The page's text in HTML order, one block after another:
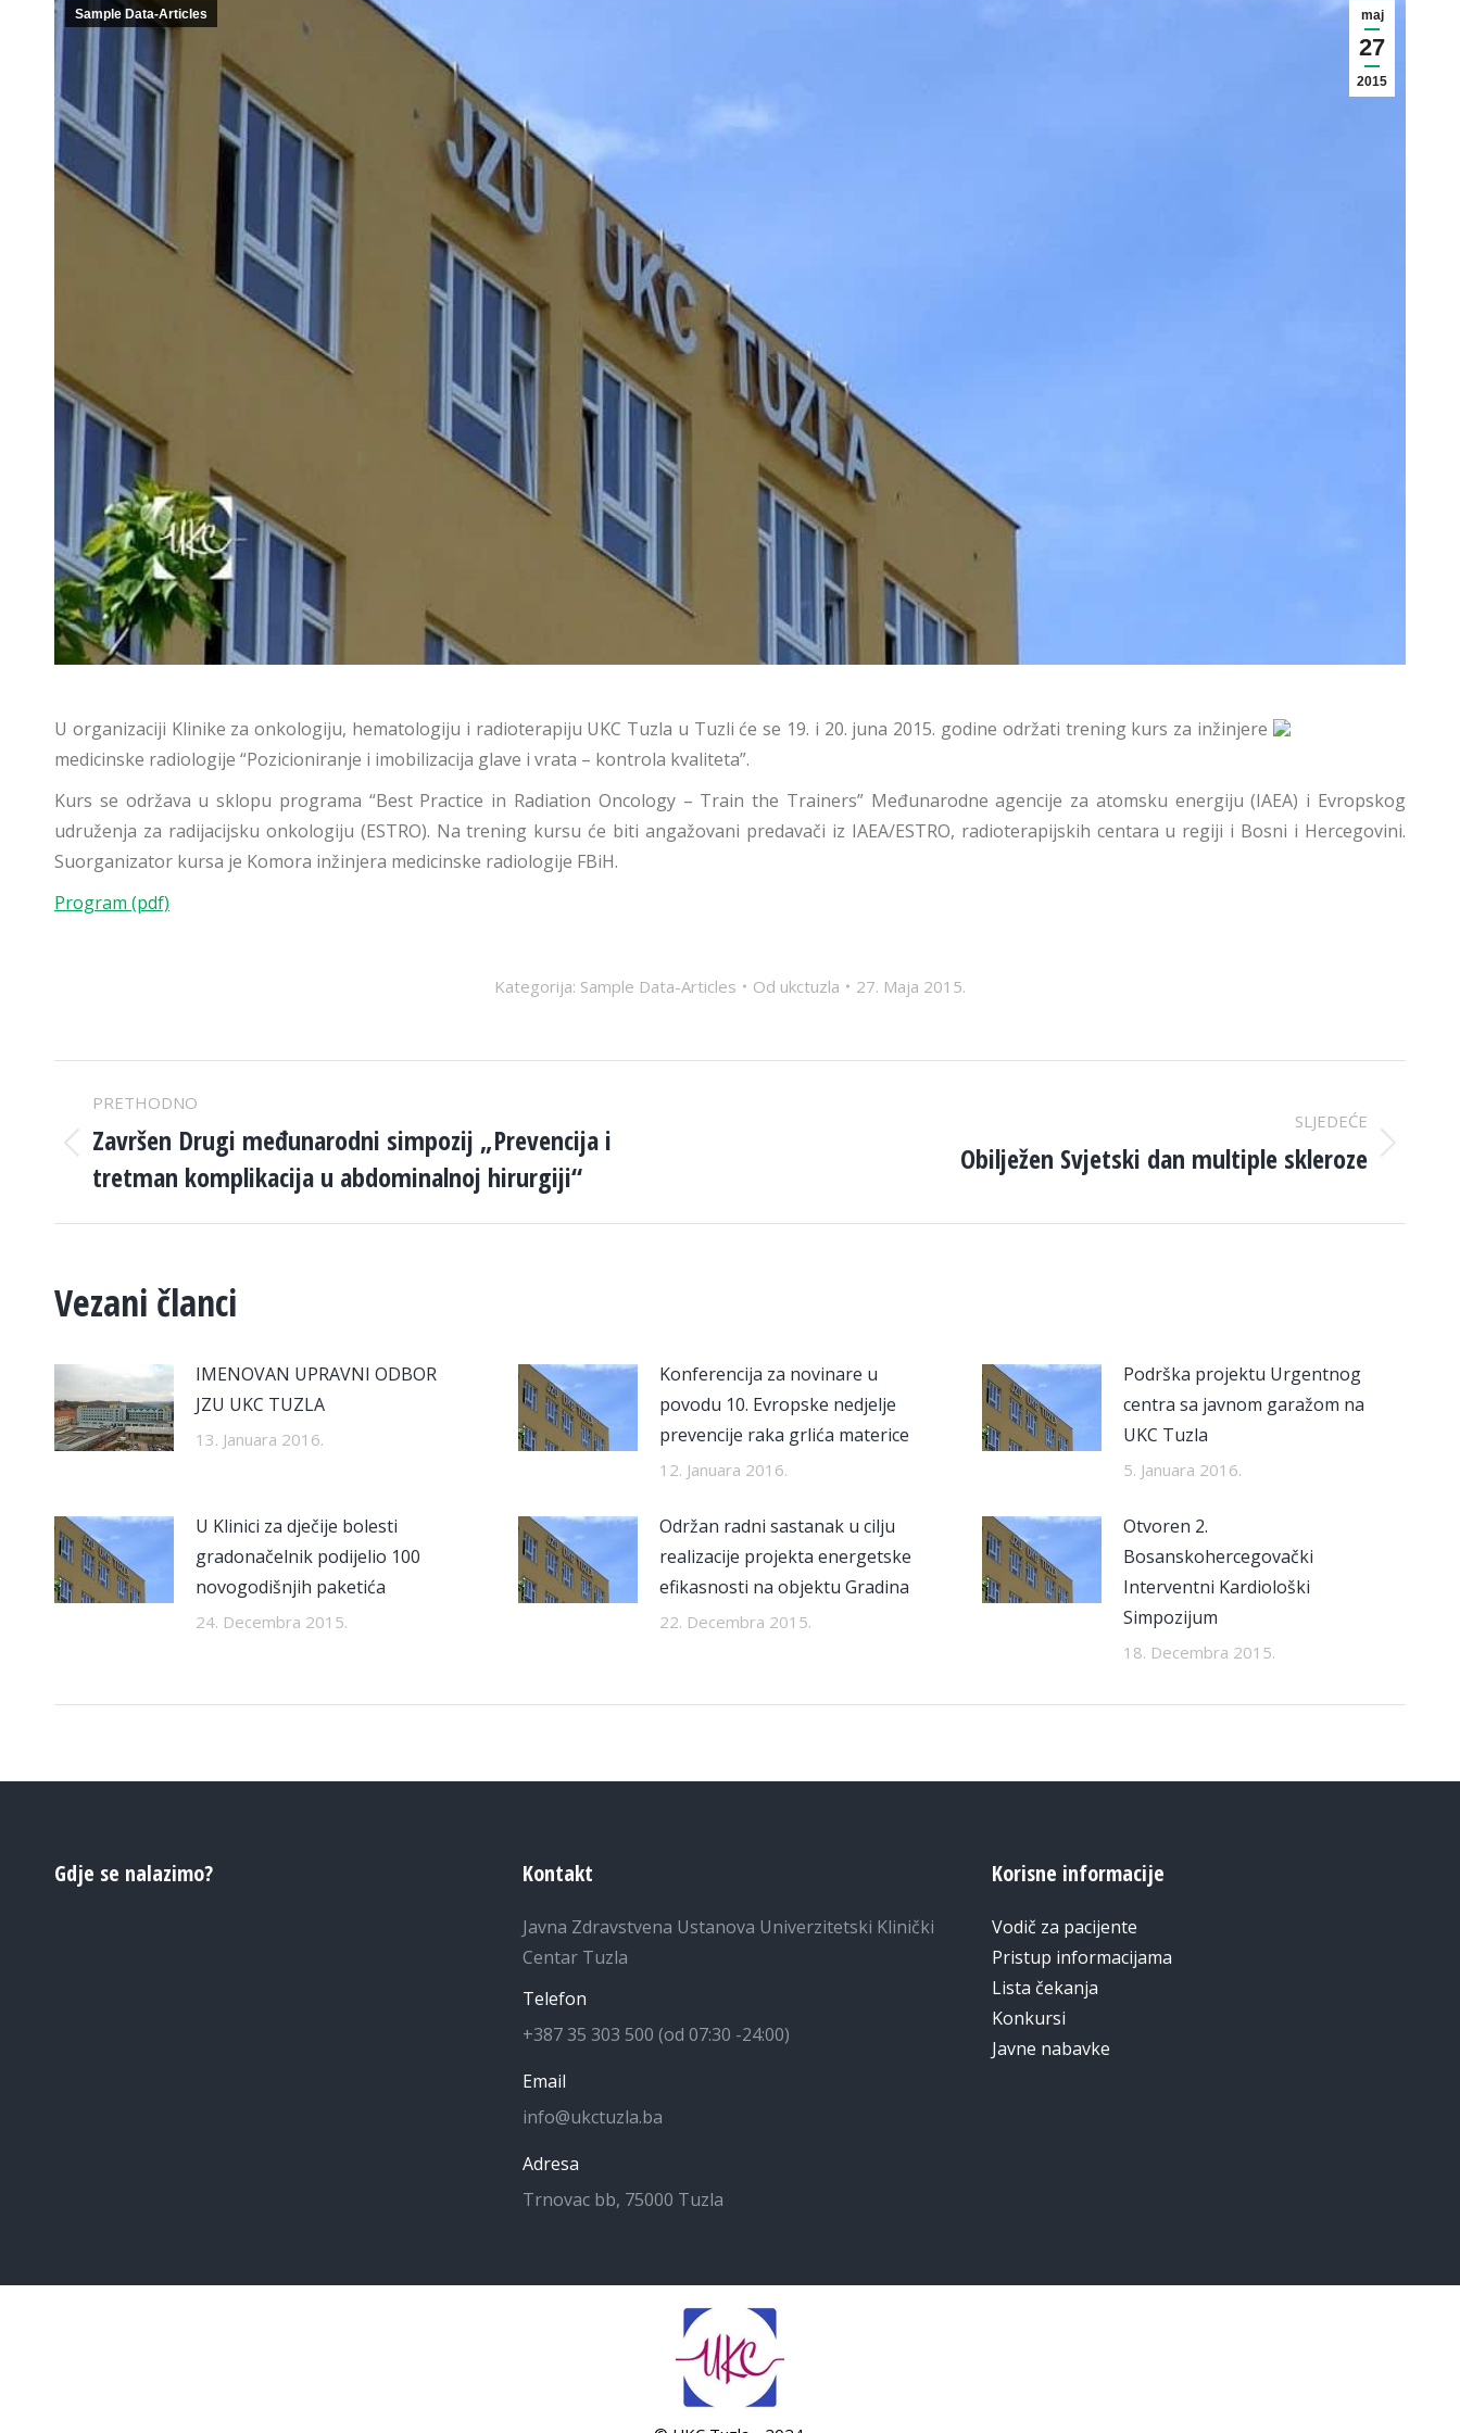
maj
27
2015
Sample Data-Articles
U organizaciji Klinike za onkologiju, hematologiju i radioterapiju UKC Tuzla u Tuzli će se 19. i 20. juna 2015. godine održati trening kurs za inžinjere
medicinske radiologije “Pozicioniranje i imobilizacija glave i vrata – kontrola kvaliteta”.
Kurs se održava u sklopu programa “Best Practice in Radiation Oncology – Train the Trainers” Međunarodne agencije za atomsku energiju (IAEA) i Evropskog
udruženja za radijacijsku onkologiju (ESTRO). Na trening kursu će biti angažovani predavači iz IAEA/ESTRO, radioterapijskih centara u regiji i Bosni i Hercegovini.
Suorganizator kursa je Komora inžinjera medicinske radiologije FBiH.
Program (pdf)
Kategorija: Sample Data-Articles Od ukctuzla 27. Maja 2015.
POST
NAVIGATION
PRETHODNO
Previous
post:
Završen Drugi međunarodni simpozij „Prevencija i
tretman komplikacija u abdominalnoj hirurgiji“
SLJEDEĆE
Obilježen Svjetski dan multiple skleroze
Vezani članci
IMENOVAN UPRAVNI ODBOR
JZU UKC TUZLA
13. Januara 2016.
Konferencija za novinare u
povodu 10. Evropske nedjelje
prevencije raka grlića materice
12. Januara 2016.
Podrška projektu Urgentnog
centra sa javnom garažom na
UKC Tuzla
5. Januara 2016.
U Klinici za dječije bolesti
gradonačelnik podijelio 100
novogodišnjih paketića
24. Decembra 2015.
Održan radni sastanak u cilju
realizacije projekta energetske
efikasnosti na objektu Gradina
22. Decembra 2015.
Otvoren 2.
Bosanskohercegovački
Interventni Kardiološki
Simpozijum
18. Decembra 2015.
Gdje se nalazimo? Kontakt
Javna Zdravstvena Ustanova Univerzitetski Klinički
Centar Tuzla
Telefon
+387 35 303 500 (od 07:30 -24:00)
Email
info@ukctuzla.ba
Adresa
Trnovac bb, 75000 Tuzla
Korisne informacije
Vodič za pacijente
Pristup informacijama
Lista čekanja
Konkursi
Javne nabavke